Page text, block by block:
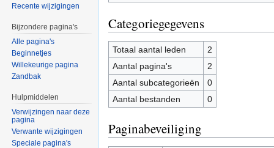
Categoriegegevens
Totaal aantal leden
2
Aantal pagina's
2
Aantal subcategorieën
0
Aantal bestanden
0
Paginabeveiliging
Recente wijzigingen
Bijzondere pagina's
Alle pagina's
Beginnetjes
Willekeurige pagina
Zandbak
Hulpmiddelen
Verwijzingen naar deze
pagina
Verwante wijzigingen
Speciale pagina's